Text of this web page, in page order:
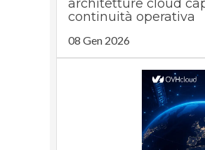
architetture cloud
continuità operativa
08 Gen 2026